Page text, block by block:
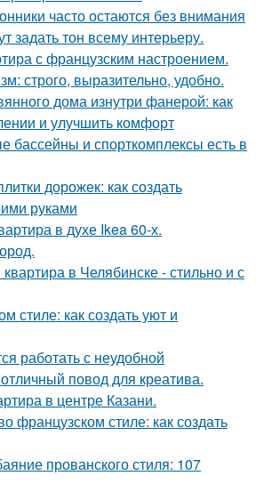
часто остаются без внимания
задать тон всему интерьеру.
с французским настроением.
строго, выразительно, удобно.
дома изнутри фанерой: как
и улучшить комфорт
бассейны и спорткомплексы есть в
дорожек: как создать
руками
в духе Ikea 60-х.
в Челябинске - стильно и с
стиле: как создать уют и
работать с неудобной
повод для креатива.
в центре Казани.
французском стиле: как создать
прованского стиля: 107